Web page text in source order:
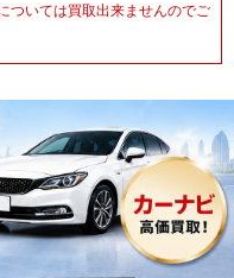
ついては買取出来ませんのでご